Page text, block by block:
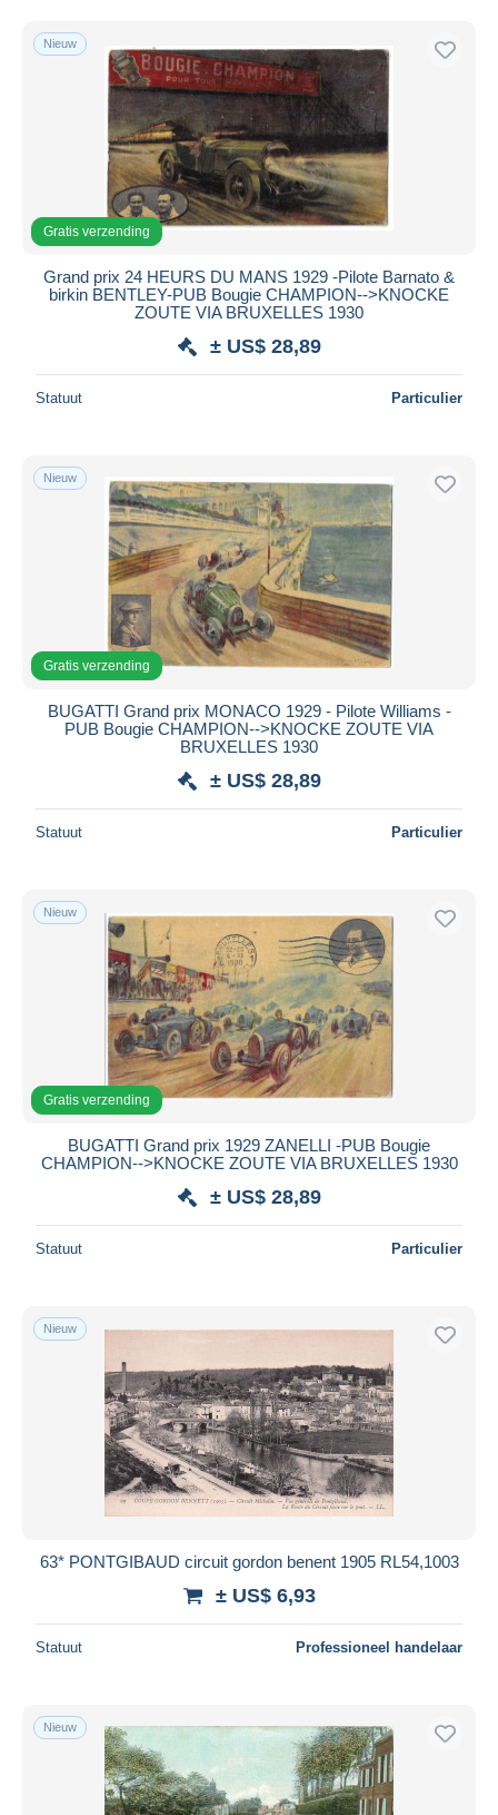
Nieuw
Gratis verzending
Grand prix 24 HEURS DU MANS 1929 -Pilote Barnato &
birkin BENTLEY-PUB Bougie CHAMPION-->KNOCKE
ZOUTE VIA BRUXELLES 1930
± US$ 28,89
Statuut Particulier
Nieuw
Gratis verzending
BUGATTI Grand prix MONACO 1929 - Pilote Williams -
PUB Bougie CHAMPION-->KNOCKE ZOUTE VIA
BRUXELLES 1930
± US$ 28,89
Statuut Particulier
Nieuw
Gratis verzending
BUGATTI Grand prix 1929 ZANELLI -PUB Bougie
CHAMPION-->KNOCKE ZOUTE VIA BRUXELLES 1930
± US$ 28,89
Statuut Particulier
Nieuw
63* PONTGIBAUD circuit gordon benent 1905 RL54,1003
± US$ 6,93
Statuut Professioneel handelaar
Nieuw